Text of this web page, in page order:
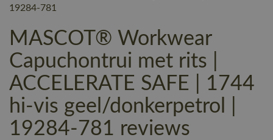
19284-781
MASCOT® Workwear
Capuchontrui met rits |
ACCELERATE SAFE | 1744
hi-vis geel/donkerpetrol |
19284-781 reviews